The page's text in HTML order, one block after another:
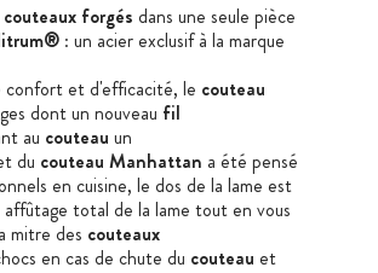
couteaux forgés dans une seule pièce
: un acier exclusif à la marque
confort et d'efficacité, le couteau
dont un nouveau fil
au couteau un
du couteau Manhattan a été pensé
en cuisine, le dos de la lame est
total de la lame tout en vous
mitre des couteaux
en cas de chute du couteau et